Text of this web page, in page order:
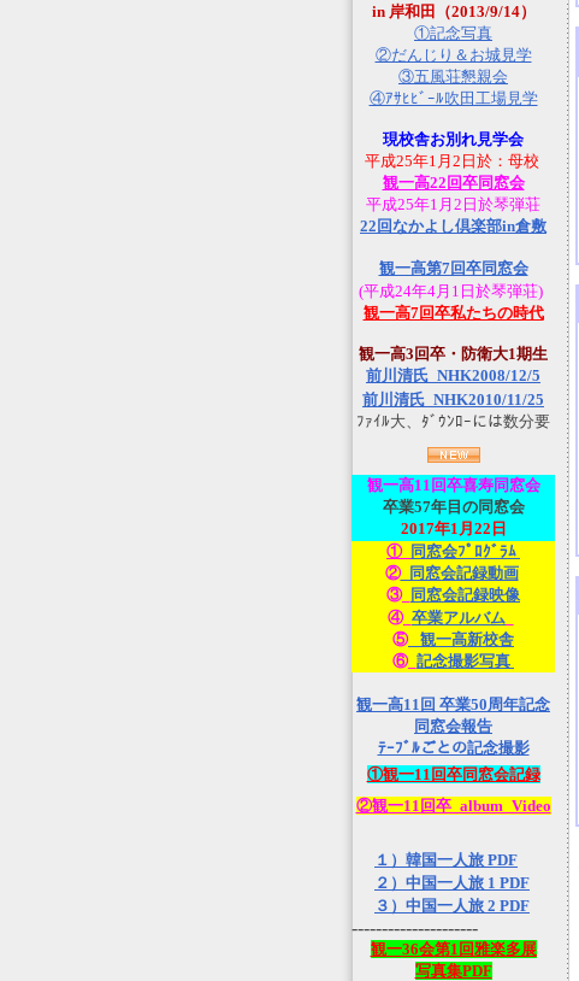
in 岸和田（2013/9/14）
①記念写真
②だんじり＆お城見学
③五風荘懇親会
④ｱｻﾋﾋﾞｰﾙ吹田工場見学
現校舎お別れ見学会
平成25年1月2日於：母校
観一高22回卒同窓会
平成25年1月2日於琴弾荘
22回なかよし倶楽部in倉敷
観一高第7回卒同窓会
(平成24年4月1日於琴弾荘)
観一高7回卒私たちの時代
観一高3回卒・防衛大1期生
前川清氏_NHK2008/12/5
前川清氏_NHK2010/11/25
ﾌｧｲﾙ大、ﾀﾞｳﾝﾛｰには数分要
観一高11回卒喜寿同窓会
卒業57年目の同窓会
2017年1月22日
①_ 同窓会ﾌﾟﾛｸﾞﾗﾑ
②_同窓会記録動画
③_ 同窓会記録映像
④_ 卒業アルバム
⑤_観一高新校舎
⑥_ 記念撮影写真
観一高11回 卒業50周年記念
同窓会報告
ﾃｰﾌﾞﾙごとの記念撮影
①観一11回卒同窓会記録
②観一11回卒_album_Video
１）韓国一人旅 PDF
２）中国一人旅 1 PDF
３）中国一人旅 2 PDF
---------------------
観一36会第1回雅楽多展
写真集PDF